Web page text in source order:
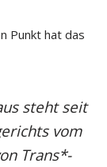
Punkt hat das
steht seit
vom
Trans*-